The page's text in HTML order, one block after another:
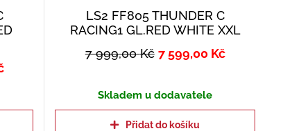
LS2 FF805 THUNDER C
RACING1 GL.RED WHITE XXL
7 999,00Kč 7 599,00 Kč
Skladem u dodavatele
Přidat do košíku